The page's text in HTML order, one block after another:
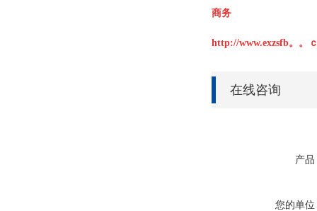
商务
http://www.exzsfb。。
在线咨询
产品
您的单位